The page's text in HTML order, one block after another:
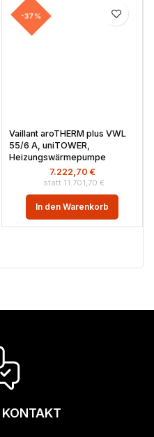
-37%
Vaillant aroTHERM plus VWL
55/6 A, uniTOWER,
Heizungswärmepumpe
11.701,70 €
7.222,70 €
In den Warenkorb